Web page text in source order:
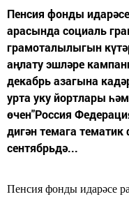
Пенсия фонды
арасында социаль
грамоталылыгын
аңлату эшләре
декабрь азагына
урта уку йортлары
өчен"Россия
дигән темага тематик
сентябрьдә...
Пенсия фонды идарәсе